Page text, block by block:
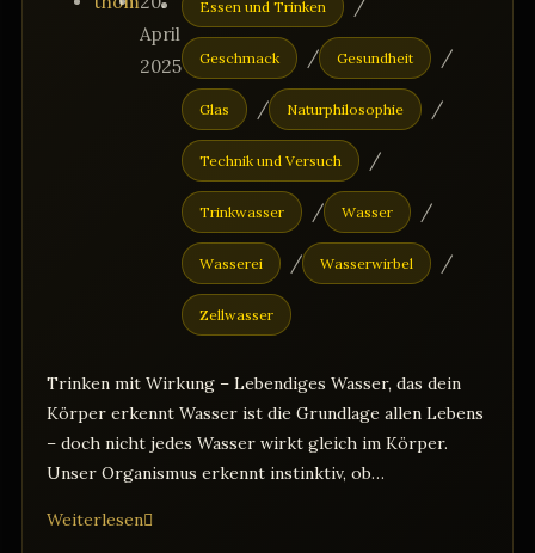
Autor:veröffentlicht:
April
2025
Kategorie:
Essen und Trinken /
Geschmack / Gesundheit /
Glas / Naturphilosophie /
Technik und Versuch /
Trinkwasser / Wasser /
Wasserei / Wasserwirbel /
Zellwasser
Trinken mit Wirkung – Lebendiges Wasser, das dein
Körper erkennt Wasser ist die Grundlage allen Lebens
– doch nicht jedes Wasser wirkt gleich im Körper.
Unser Organismus erkennt instinktiv, ob…
WeiterlesenTrinken